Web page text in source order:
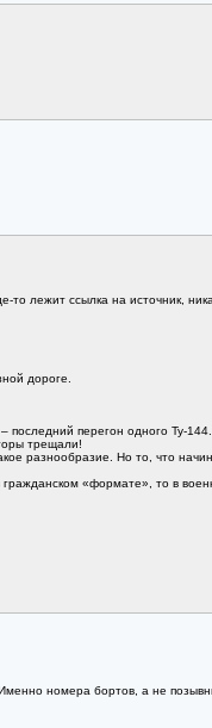
лежит ссылка на источник,
дороге.
перегон одного Ту-
трещали!
разнообразие. Но то, что
«формате», то в
номера бортов, а не